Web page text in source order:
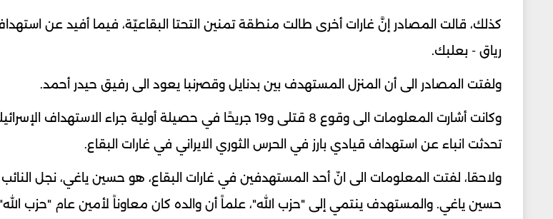
كذلك، قالت المصادر إنَّ غارات أخرى طالت منطقة تمنين التحتا البقاعيّة، فيما أفيد عن
رياق - بعلبك.
ولفتت المصادر الى أن المنزل المستهدف بين بدنايل وقصرنبا يعود الى رفيق حيدر أحمد.
وكانت أشارت المعلومات الى وقوع 8 قتلى و19 جريحًا في حصيلة أولية جراء
تحدثت انباء عن استهداف قيادي بارز في الحرس الثوري الايراني في غارات البقاع.
ولاحقا، لفتت المعلومات الى انّ أحد المستهدفين في غارات البقاع، هو حسين ياغي، نجل
حسين ياغي. والمستهدف ينتمي إلى "حزب الله"، علماً أن والده كان معاوناً لأمين عام "حزب